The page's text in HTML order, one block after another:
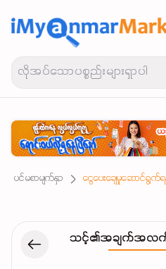
ပင်မစာမျက်နှာ ငွေပေးချေမှုဆောင်ရွက်
သင့်၏အချက်အလက်မ